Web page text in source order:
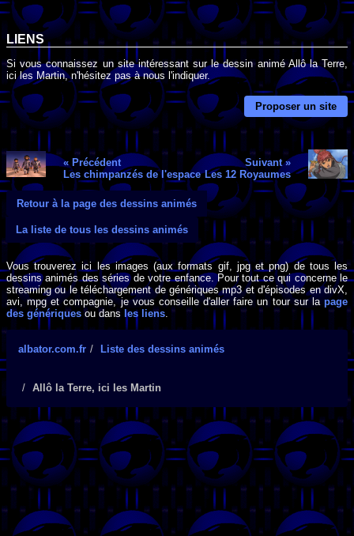
LIENS
Si vous connaissez un site intéressant sur le dessin animé Allô la Terre,
ici les Martin, n'hésitez pas à nous l'indiquer.
Proposer un site
« Précédent
Les chimpanzés de l'espace
Suivant »
Les 12 Royaumes
Retour à la page des dessins animés
La liste de tous les dessins animés
Vous trouverez ici les images (aux formats gif, jpg et png) de tous les
dessins animés des séries de votre enfance. Pour tout ce qui concerne le
streaming ou le téléchargement de génériques mp3 et d'épisodes en divX,
avi, mpg et compagnie, je vous conseille d'aller faire un tour sur lapage
des génériques ou dans les liens
albator.com.fr Liste des dessins animés
Allô la Terre, ici les Martin